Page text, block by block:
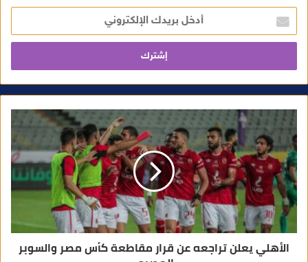
خ
ل
ر
ا
إ
ل
ك
ت
ر
و
ن
ي
الأهلي يعلن تراجعه عن قرار مقاطعة كأس مصر والسوبر